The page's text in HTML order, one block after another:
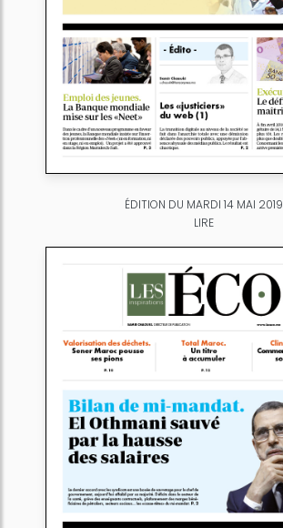
ÉDITION DU MARDI 14 MAI 2019
LIRE